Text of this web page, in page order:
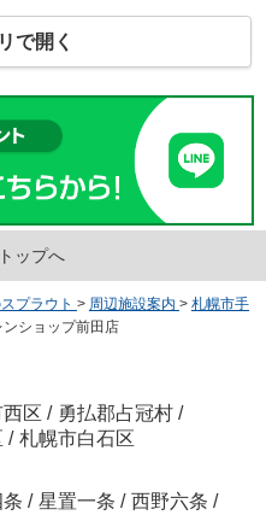
で開く
ップへ
プラウト > 周辺施設案内 > 札幌市手
ンショップ前田店
区 / 勇払郡占冠村 /
/ 札幌市白石区
/ 星置一条 / 西野六条 /